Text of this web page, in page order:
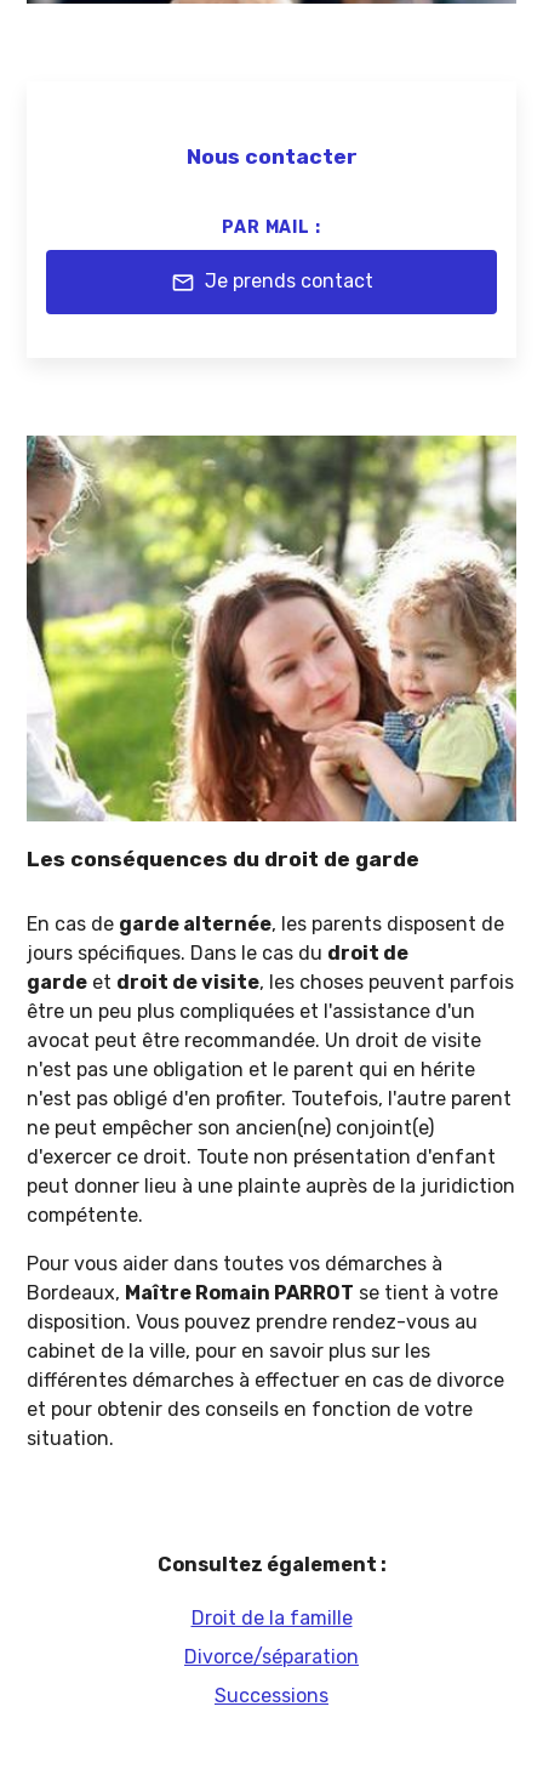
Nous contacter
PAR MAIL :
mail Je prends contact
Les conséquences du droit de garde
En cas de garde alternée, les parents disposent de
jours spécifiques. Dans le cas du droit de
garde et droit de visite, les choses peuvent parfois
être un peu plus compliquées et l'assistance d'un
avocat peut être recommandée. Un droit de visite
n'est pas une obligation et le parent qui en hérite
n'est pas obligé d'en profiter. Toutefois, l'autre parent
ne peut empêcher son ancien(ne) conjoint(e)
d'exercer ce droit. Toute non présentation d'enfant
peut donner lieu à une plainte auprès de la juridiction
compétente.
Pour vous aider dans toutes vos démarches à
Bordeaux, Maître Romain PARROT se tient à votre
disposition. Vous pouvez prendre rendez-vous au
cabinet de la ville, pour en savoir plus sur les
différentes démarches à effectuer en cas de divorce
et pour obtenir des conseils en fonction de votre
situation.
Consultez également :
Droit de la famille
Divorce/séparation
Successions